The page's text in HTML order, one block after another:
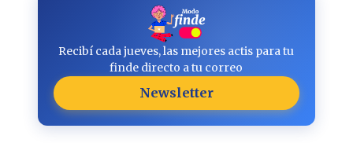
Recibí cada jueves, las mejores actis para tu
finde directo a tu correo
Newsletter